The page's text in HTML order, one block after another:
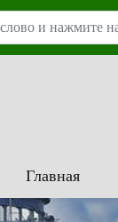
Главная